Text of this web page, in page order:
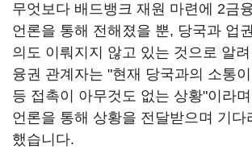
무엇보다 배드뱅크 재원 마련에 2금
언론을 통해 전해졌을 뿐, 당국과 업
의도 이뤄지지 않고 있는 것으로 알
융권 관계자는 "현재 당국과의 소통
등 접촉이 아무것도 없는 상황"이라
언론을 통해 상황을 전달받으며 기다
했습니다.